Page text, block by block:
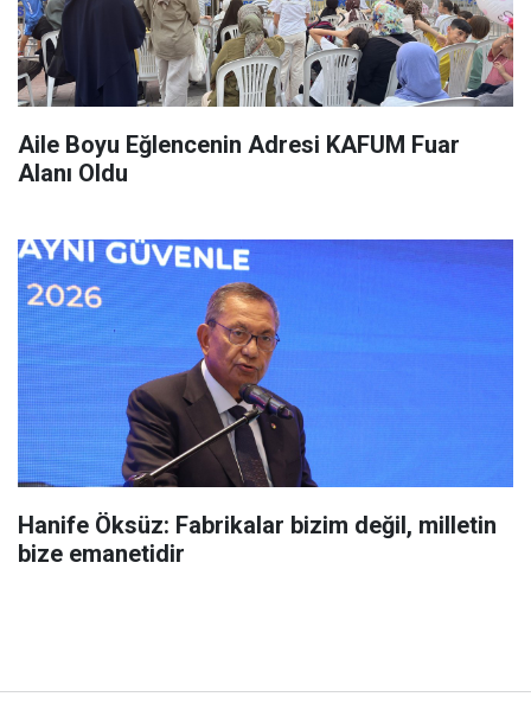
Aile Boyu Eğlencenin Adresi KAFUM Fuar
Alanı Oldu
Hanife Öksüz: Fabrikalar bizim değil, milletin
bize emanetidir